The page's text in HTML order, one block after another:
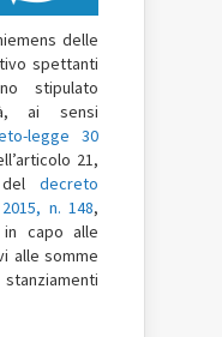
delle
spettanti
stipulato
ai sensi
legge 30
21,
decreto
n. 148,
in capo alle
alle somme